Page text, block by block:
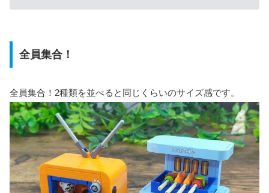
全員集合！
全員集合！2種類を並べると同じくらいのサイズ感です。